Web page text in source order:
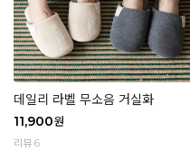
데일리 라벨 무소음 거실화
11,900원
리뷰 6